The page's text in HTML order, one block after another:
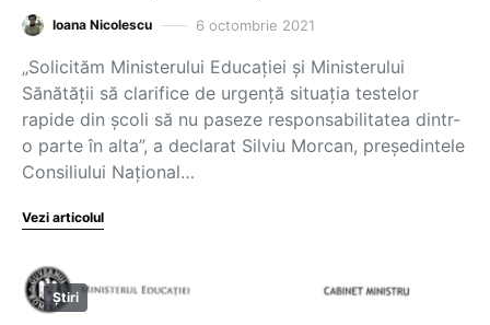
Ioana Nicolescu 6 octombrie 2021
„Solicităm Ministerului Educației și Ministerului
Sănătății să clarifice de urgență situația testelor
rapide din școli să nu paseze responsabilitatea dintr-
o parte în alta”, a declarat Silviu Morcan, președintele
Consiliului Național…
Vezi articolul
Știri